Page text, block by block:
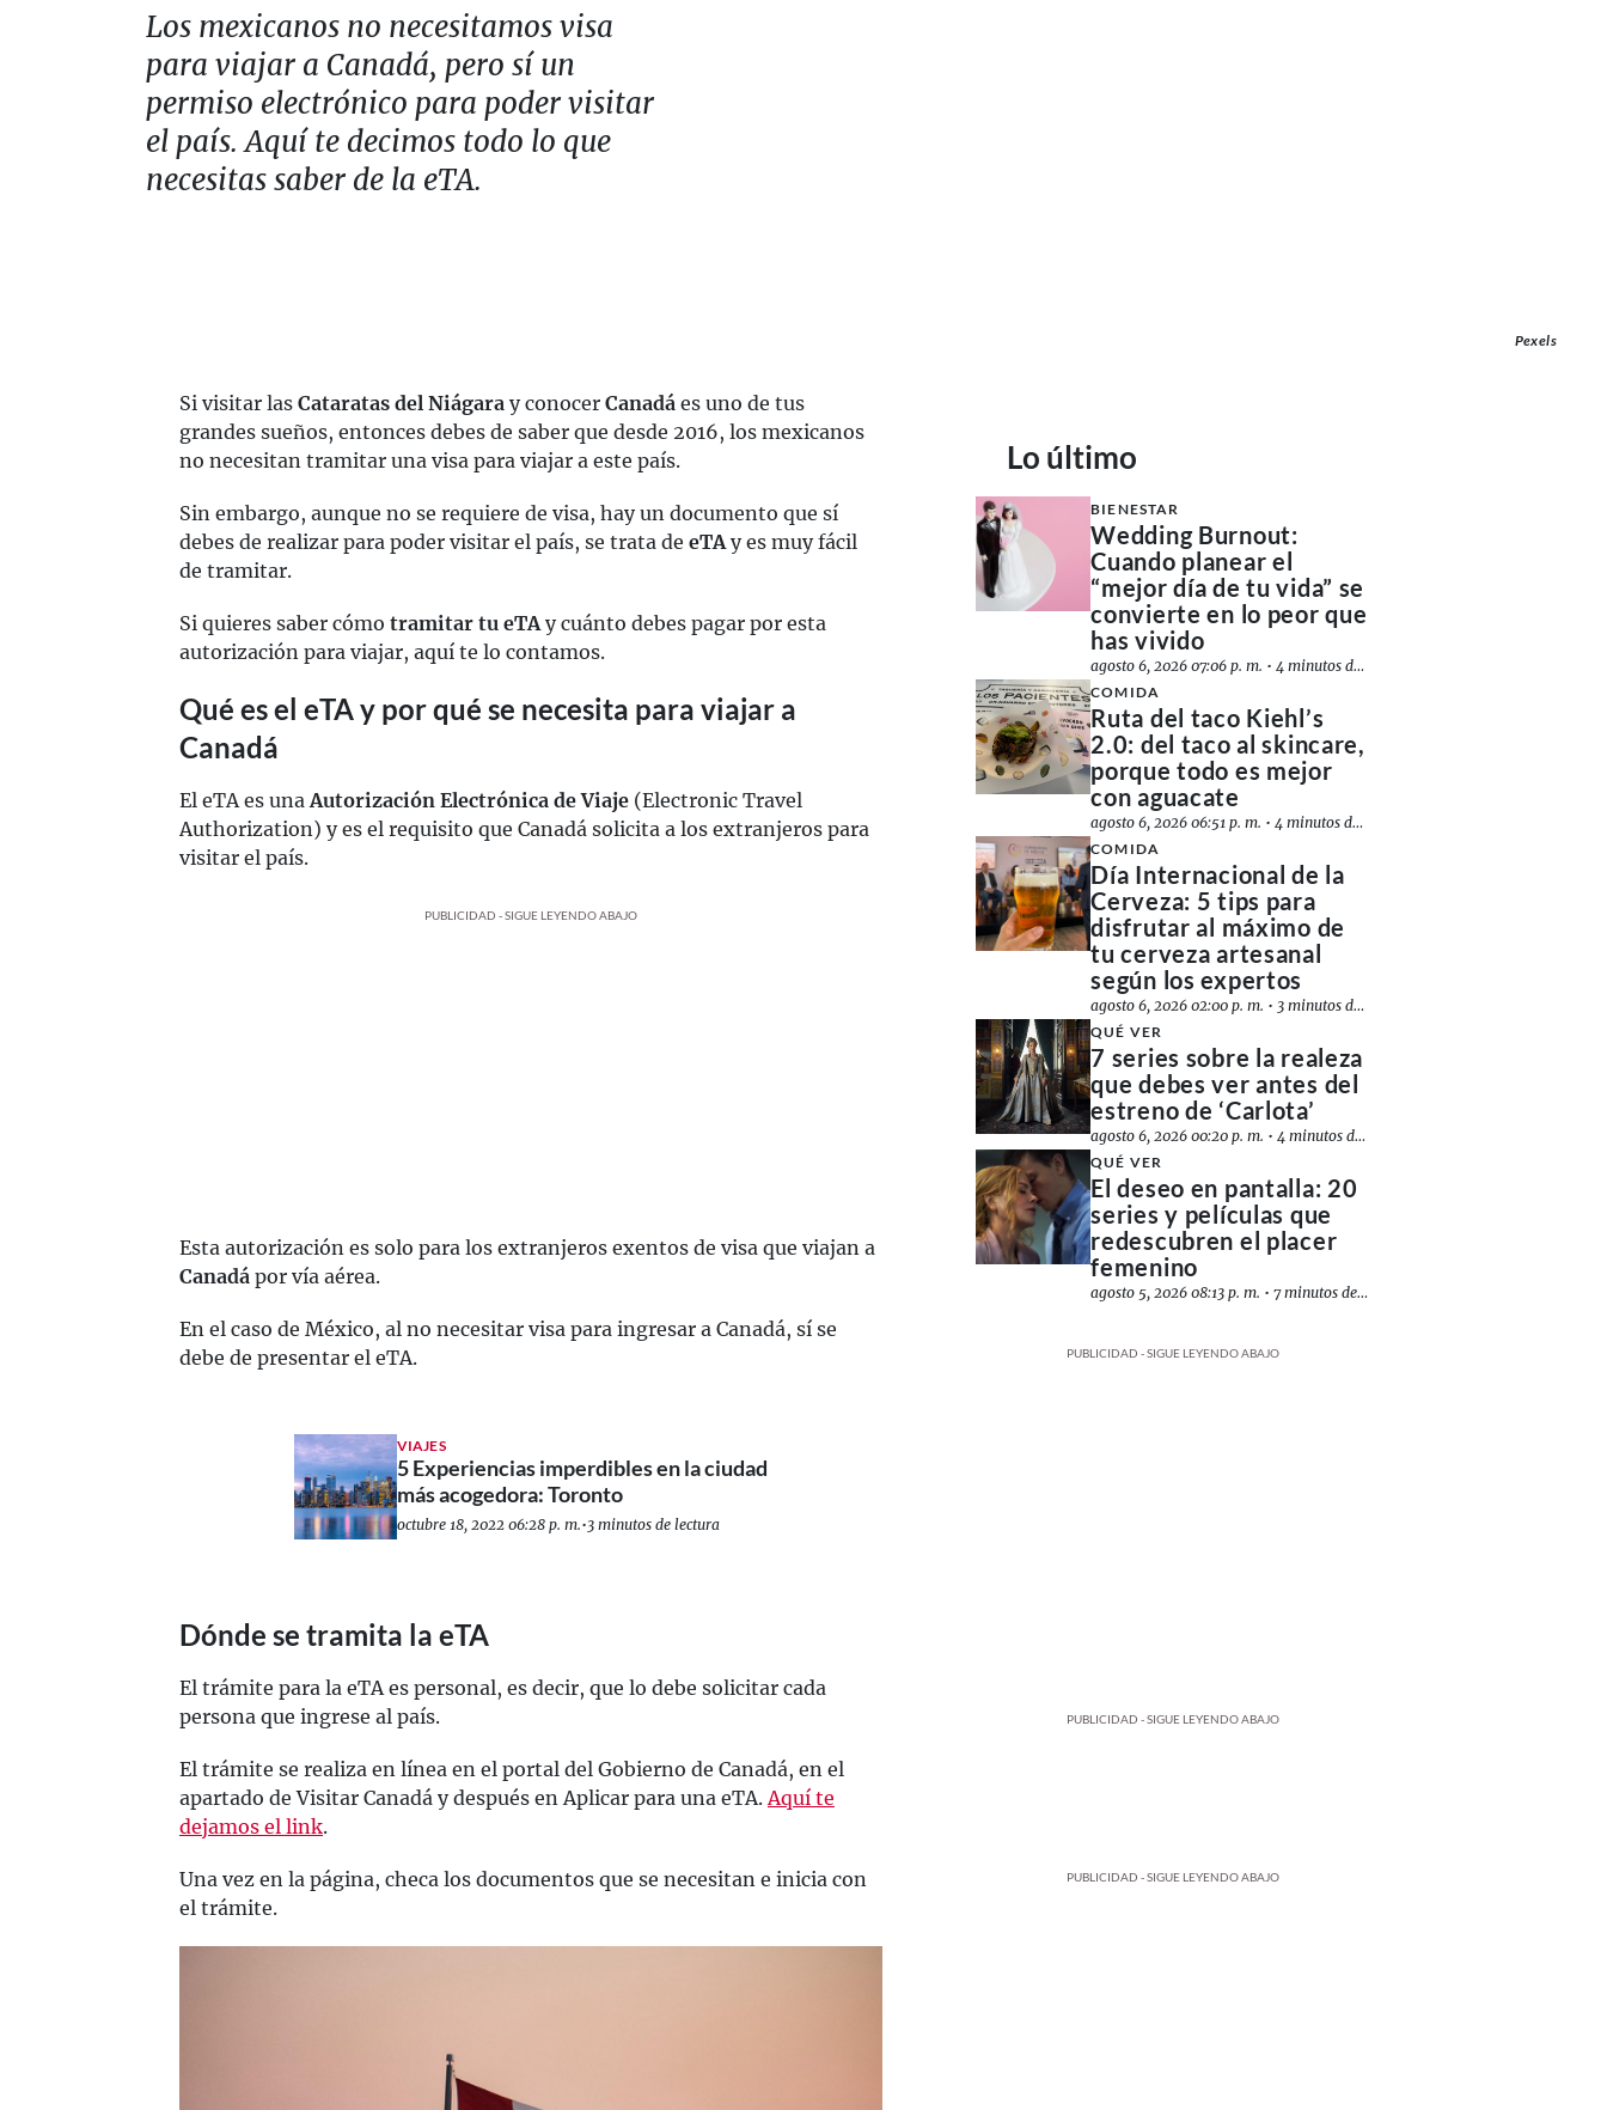
Los mexicanos no necesitamos visa
para viajar a Canadá, pero sí un
permiso electrónico para poder visitar
el país. Aquí te decimos todo lo que
necesitas saber de la eTA.
Pexels
Si visitar las Cataratas del Niágara y conocer Canadá es uno de tus
grandes sueños, entonces debes de saber que desde 2016, los mexicanos
no necesitan tramitar una visa para viajar a este país.
Sin embargo, aunque no se requiere de visa, hay un documento que sí
debes de realizar para poder visitar el país, se trata de eTAy es muy fácil
de tramitar.
Si quieres saber cómo tramitar tu eTAy cuánto debes pagar por esta
autorización para viajar, aquí te lo contamos.
Qué es el eTA y por qué se necesita para viajar a
Canadá
El eTA es unaAutorización Electrónica de Viaje (Electronic Travel
Authorization) y es el requisito que Canadá solicita a los extranjeros para
visitar el país.
PUBLICIDAD - SIGUE LEYENDO ABAJO
Esta autorización es solo para los extranjeros exentos de visa que viajan a
Canadá por vía aérea.
En el caso de México, al no necesitar visa para ingresar a Canadá, sí se
debe de presentar el eTA.
VIAJES
5 Experiencias imperdibles en la ciudad
más acogedora: Toronto
octubre 18, 2022 06:28 p. m.•3 minutos de lectura
Dónde se tramita la eTA
El trámite para la eTA es personal, es decir, que lo debe solicitar cada
persona que ingrese al país.
El trámite se realiza en línea en el portal del Gobierno de Canadá, en el
apartado de Visitar Canadá y después en Aplicar para una eTA.Aquí te
dejamos el link.
Una vez en la página, checa los documentos que se necesitan e inicia con
el trámite.
Lo último
BIENESTAR
Wedding Burnout:
Cuando planear el
“mejor día de tu vida” se
convierte en lo peor que
has vivido
agosto 6, 2026 07:06 p. m. •4 minutos de lectura
COMIDA
Ruta del taco Kiehl’s
2.0: del taco al skincare,
porque todo es mejor
con aguacate
agosto 6, 2026 06:51 p. m. •4 minutos de lectura
COMIDA
Día Internacional de la
Cerveza: 5 tips para
disfrutar al máximo de
tu cerveza artesanal
según los expertos
agosto 6, 2026 02:00 p. m. • 3 minutos de lectura
QUÉ VER
7 series sobre la realeza
que debes ver antes del
estreno de ‘Carlota’
agosto 6, 2026 00:20 p. m. •4 minutos de lectura
QUÉ VER
El deseo en pantalla: 20
series y películas que
redescubren el placer
femenino
agosto 5, 2026 08:13 p. m. •7 minutos de lectura
PUBLICIDAD - SIGUE LEYENDO ABAJO
PUBLICIDAD - SIGUE LEYENDO ABAJO
PUBLICIDAD - SIGUE LEYENDO ABAJO